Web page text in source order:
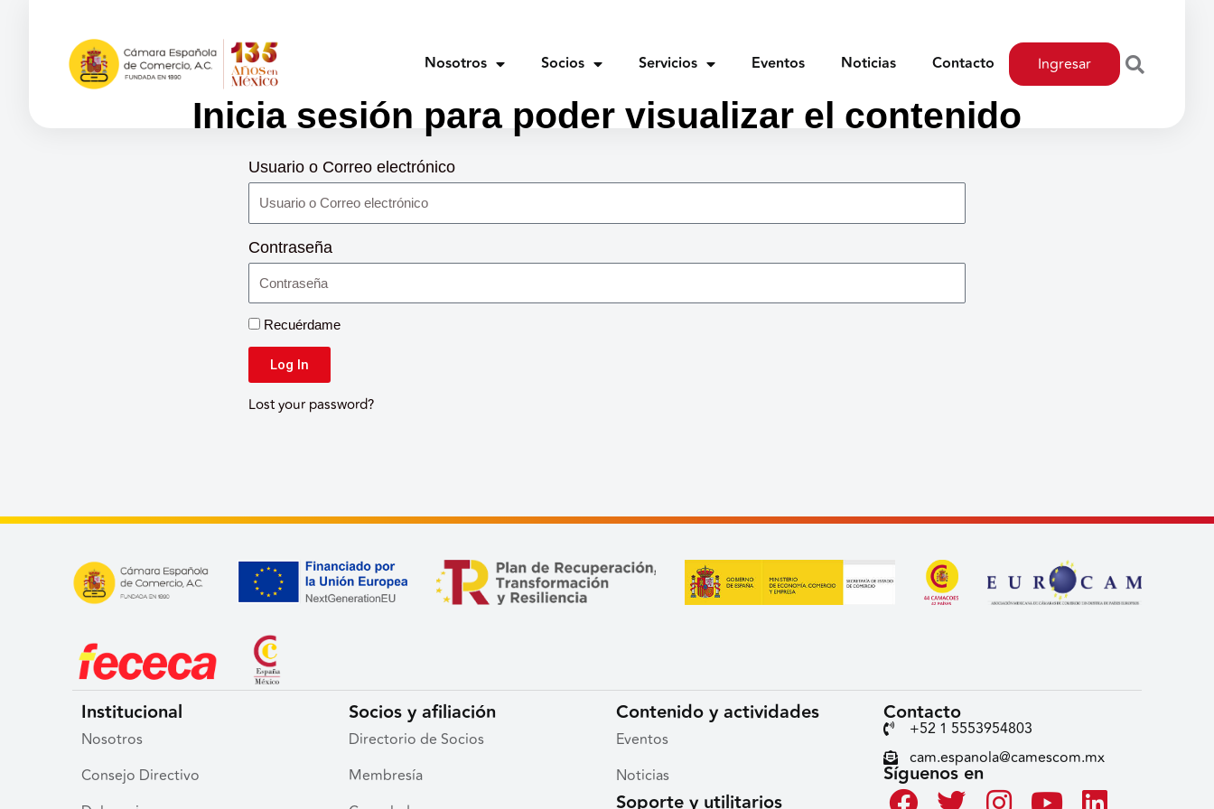
Nosotros Socios Servicios Eventos Noticias Contacto Ingresar
Inicia sesión para poder visualizar el contenido
Usuario o Correo electrónico
Contraseña
Recuérdame
Log In
Lost your password?
Institucional
Nosotros
Consejo Directivo
Socios y afiliación
Directorio de Socios
Membresía
Contenido y actividades
Eventos
Noticias
Soporte y utilitarios
Contacto
+52 1 5553954803
cam.espanola@camescom.mx
Síguenos en